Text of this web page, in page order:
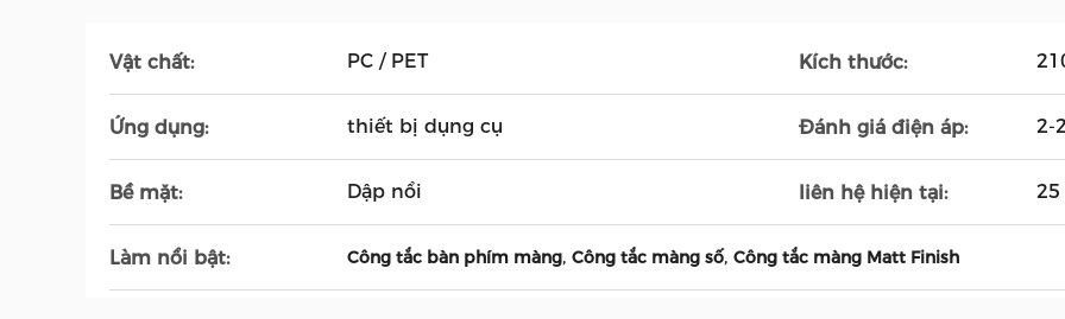
Vật chất: PC / PET Kích thước:
Ứng dụng: thiết bị dụng cụ Đánh giá điện áp: 2-
Bề mặt: Dập nổi liên hệ hiện tại: 25
Làm nổi bật: Công tắc bàn phím màng, Công tắc màng số, Công tắc màng Matt Finish